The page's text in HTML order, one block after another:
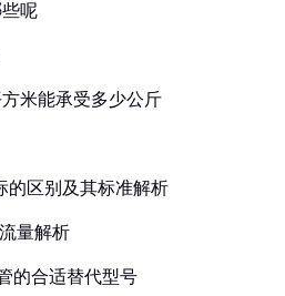
呢
米能承受多少公斤
的区别及其标准解析
量解析
的合适替代型号